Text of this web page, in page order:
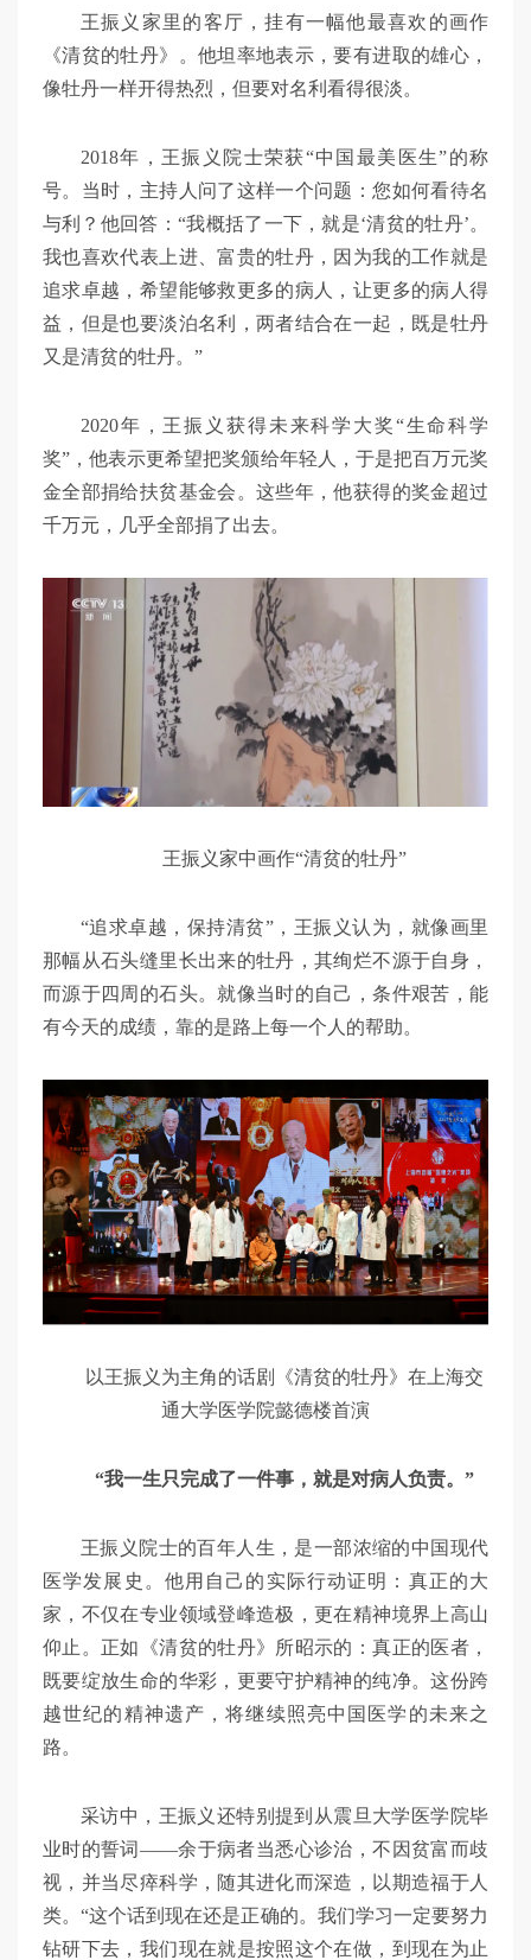
王振义家里的客厅，挂有一幅他最喜欢的画作
《清贫的牡丹》。他坦率地表示，要有进取的雄心，
像牡丹一样开得热烈，但要对名利看得很淡。
2018年，王振义院士荣获“中国最美医生”的称
号。当时，主持人问了这样一个问题：您如何看待名
与利？他回答：“我概括了一下，就是‘清贫的牡丹’。
我也喜欢代表上进、富贵的牡丹，因为我的工作就是
追求卓越，希望能够救更多的病人，让更多的病人得
益，但是也要淡泊名利，两者结合在一起，既是牡丹
又是清贫的牡丹。”
2020年，王振义获得未来科学大奖“生命科学
奖”，他表示更希望把奖颁给年轻人，于是把百万元奖
金全部捐给扶贫基金会。这些年，他获得的奖金超过
千万元，几乎全部捐了出去。
王振义家中画作“清贫的牡丹”
“追求卓越，保持清贫”，王振义认为，就像画里
那幅从石头缝里长出来的牡丹，其绚烂不源于自身，
而源于四周的石头。就像当时的自己，条件艰苦，能
有今天的成绩，靠的是路上每一个人的帮助。
以王振义为主角的话剧《清贫的牡丹》在上海交
通大学医学院懿德楼首演
“我一生只完成了一件事，就是对病人负责。”
王振义院士的百年人生，是一部浓缩的中国现代
医学发展史。他用自己的实际行动证明：真正的大
家，不仅在专业领域登峰造极，更在精神境界上高山
仰止。正如《清贫的牡丹》所昭示的：真正的医者，
既要绽放生命的华彩，更要守护精神的纯净。这份跨
越世纪的精神遗产，将继续照亮中国医学的未来之
路。
采访中，王振义还特别提到从震旦大学医学院毕
业时的誓词——余于病者当悉心诊治，不因贫富而歧
视，并当尽瘁科学，随其进化而深造，以期造福于人
类。“这个话到现在还是正确的。我们学习一定要努力
钻研下去，我们现在就是按照这个在做，到现在为止